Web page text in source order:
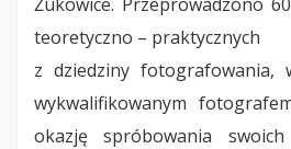
teoretyczno – praktycznych
z dziedziny
wykwalifikowanym
okazję spróbowania